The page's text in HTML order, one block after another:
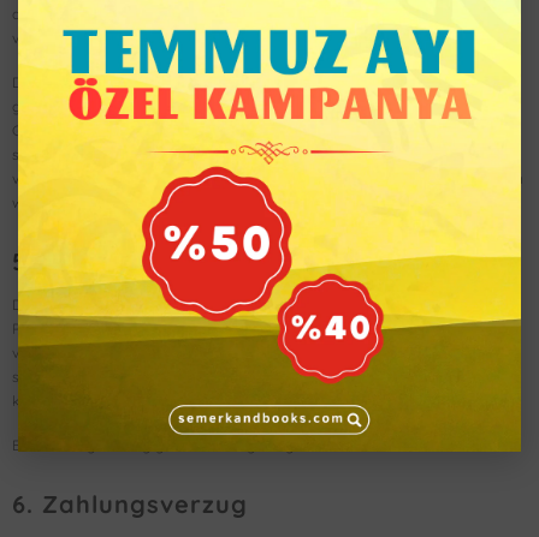
die gesetzlichen Regelungen für Abonnementverträge (§ 309 Nr. 9 BGB)
vorsehen.
Das Recht beider Parteien, den Vertrag aus wichtigem Grund,
gegebenenfalls auch fristlos zu kündigen, bleibt unberührt. Ein wichtiger
Grund liegt insbesondere bei Zahlungsverzug oder bei einem
schuldhaften Verstoß gegen wesentliche vertragliche Verpflichtungen
vor, wenn dieser trotz Abmahnung mit angemessener Frist nicht behoben
wird.
5. Ratenzahlung
Die Bezahlung des Abonnements in 12 Monatsraten ist ausschließlich mit
PayPal oder Kreditkarte möglich. Der Abonnement-Besteller ist
verpflichtet, eine gültige Zahlungsmethode bereitzustellen und
sicherzustellen, dass die fälligen Raten rechtzeitig abgebucht werden
können.
Bei Zahlungsverzug gelten die Regelungen unter Punkt 6.
6. Zahlungsverzug